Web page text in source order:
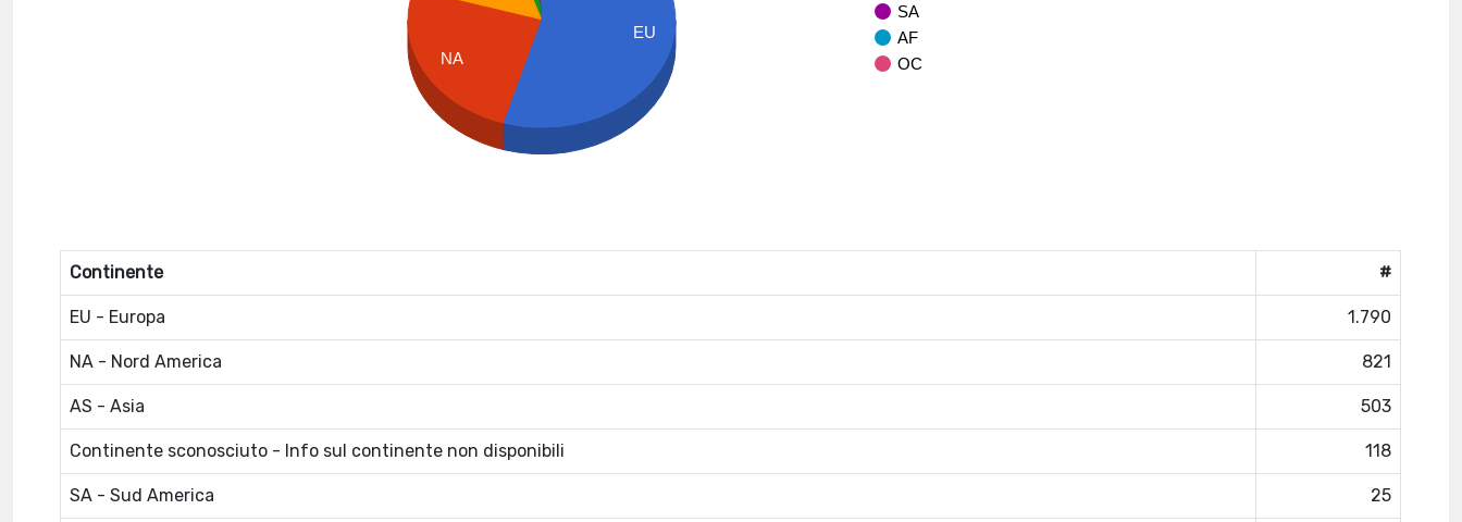
SA
AF
OC
NA
EU
Continente #
EU - Europa 1.790
NA - Nord America 821
AS - Asia 503
Continente sconosciuto - Info sul continente non disponibili 118
SA - Sud America 25